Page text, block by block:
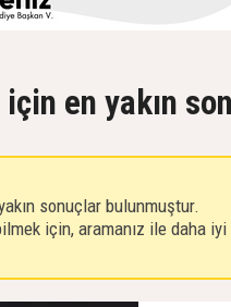
en yakın
sonuçlar bulunmuştur.
için, aramanız ile daha